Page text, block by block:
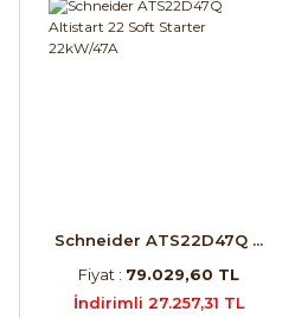
Schneider ATS22D47Q ...
Fiyat : 79.029,60 TL
İndirimli 27.257,31 TL